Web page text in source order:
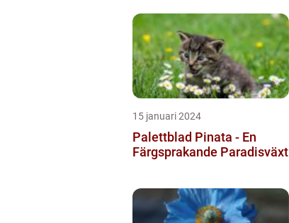
15 januari 2024
Palettblad Pinata - En
Färgsprakande Paradisväxt